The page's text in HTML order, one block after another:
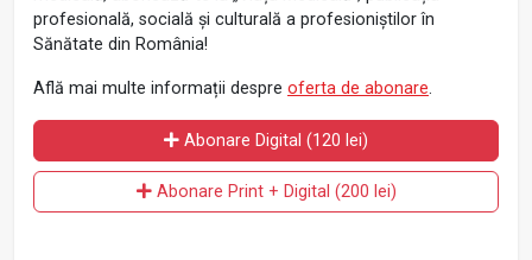
profesională, socială și culturală a profesioniștilor în
Sănătate din România!
Află mai multe informații despre oferta de abonare.
Abonare Digital (120 lei)
Abonare Print + Digital (200 lei)